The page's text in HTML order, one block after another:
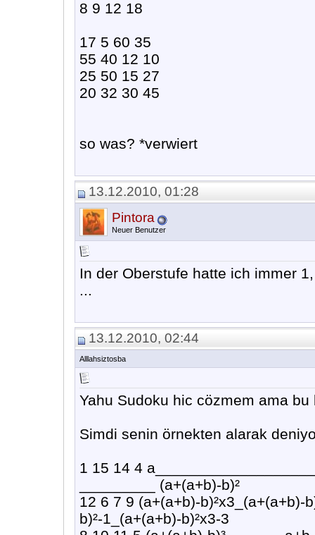
8 9 12 18
17 5 60 35
55 40 12 10
25 50 15 27
20 32 30 45
so was? *verwiert
13.12.2010, 01:28
Pintora
Neuer Benutzer
In der Oberstufe hatte ich immer
...
13.12.2010, 02:44
Alllahsiztosba
Yahu Sudoku hic cözmem ama
Simdi senin örnekten alarak
1 15 14 4
_________ (a+(a+b)-b)²
12 6 7 9 (a+(a+b)-b)²x3_(a+(a+b)-
b)²-1_(a+(a+b)-b)²x3-3